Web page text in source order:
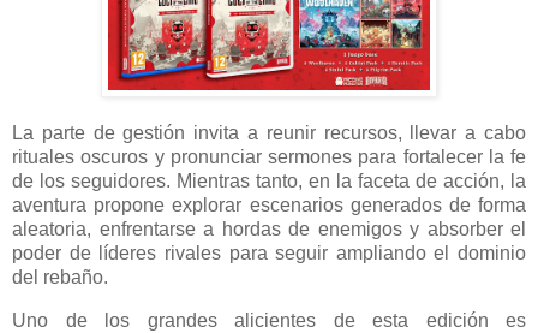
La parte de gestión invita a reunir recursos, llevar a cabo
rituales oscuros y pronunciar sermones para fortalecer la fe
de los seguidores. Mientras tanto, en la faceta de acción, la
aventura propone explorar escenarios generados de forma
aleatoria, enfrentarse a hordas de enemigos y absorber el
poder de líderes rivales para seguir ampliando el dominio
del rebaño.
Uno de los grandes alicientes de esta edición es